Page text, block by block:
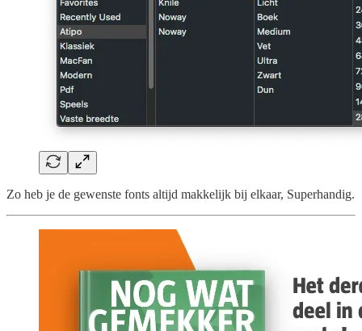
Zo heb je de gewenste fonts altijd makkelijk bij elkaar, Superhandig.